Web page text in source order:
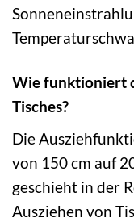
Wie funktioniert
Tisches?
Die
von 150 cm auf
geschieht in der
Ausziehen von